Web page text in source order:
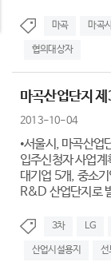
마곡 마곡
협의대상자
마곡산업단지
2013-10-04
•서울시, 마곡산
입주신청자 사업
대기업 5개, 중소
R&D 산업단지로
3차 LG
산업시설용지 선